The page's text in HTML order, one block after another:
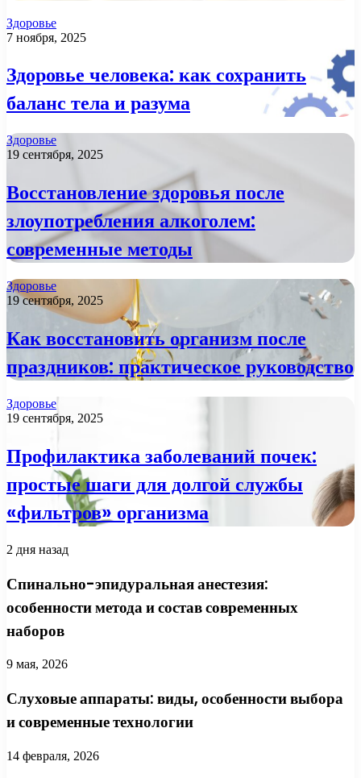
Здоровье
7 ноября, 2025
Здоровье человека: как сохранить
баланс тела и разума
Здоровье
19 сентября, 2025
Восстановление здоровья после
злоупотребления алкоголем:
современные методы
Здоровье
19 сентября, 2025
Как восстановить организм после
праздников: практическое руководство
Здоровье
19 сентября, 2025
Профилактика заболеваний почек:
простые шаги для долгой службы
«фильтров» организма
2 дня назад
Спинально-эпидуральная анестезия:
особенности метода и состав современных
наборов
9 мая, 2026
Слуховые аппараты: виды, особенности выбора
и современные технологии
14 февраля, 2026